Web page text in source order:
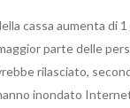
cassa aumenta di
parte delle
rilasciato,
inondato